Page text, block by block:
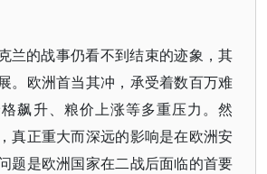
兰的战事仍看不到结束的迹象，其
。欧洲首当其冲，承受着数百万难
飙升、粮价上涨等多重压力。然
真正重大而深远的影响是在欧洲安
题是欧洲国家在二战后面临的首要